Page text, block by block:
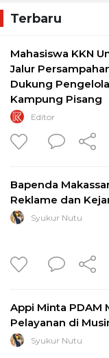
Terbaru
Mahasiswa KKN
Jalur
Dukung
Kampung Pisang
Editor
Bapenda
Reklame dan
Syukur Nutu
Appi Minta PDAM
Pelayanan di
Syukur Nutu